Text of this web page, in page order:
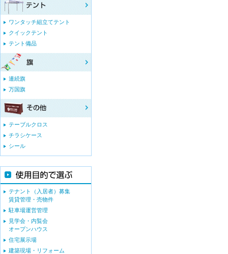
ワンタッチ組立てテント
クイックテント
テント備品
連続旗
万国旗
テーブルクロス
チラシケース
シール
テナント（入居者）募集
賃貸管理・売物件
駐車場運営管理
見学会・内覧会
オープンハウス
住宅展示場
建築現場・リフォーム